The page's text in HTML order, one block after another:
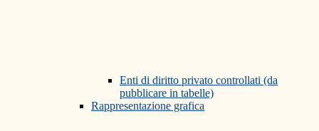
Enti di diritto privato controllati (da
pubblicare in tabelle)
Rappresentazione grafica